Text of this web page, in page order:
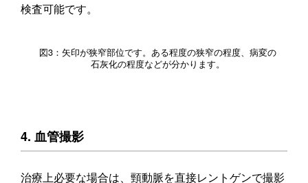
検査可能です。
図3：矢印が狭窄部位です。ある程度の狭窄の程度、病変の
石灰化の程度などが分かります。
4. 血管撮影
治療上必要な場合は、頸動脈を直接レントゲンで撮影